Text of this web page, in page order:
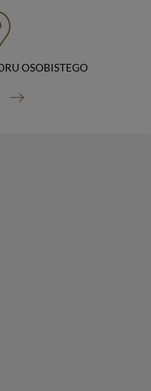
Urzędu Ochrony Danych
Warszawa) oraz
danych
zgody na
momencie;
na podstawie Twojej
celu wykonania swoich
mógł przeglądać
decyzji
pliki cookies.
maksymalnej
(w tym Kupujących)
zbieranie
reklamowych i
Korzystanie
że będą one
każdego
nie wyraża zgody na
OSOBISTEGO